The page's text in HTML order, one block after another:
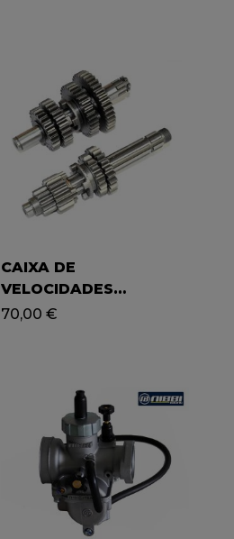
CAIXA DE
VELOCIDADES
COMPLETA (S:134MM /
70,00€